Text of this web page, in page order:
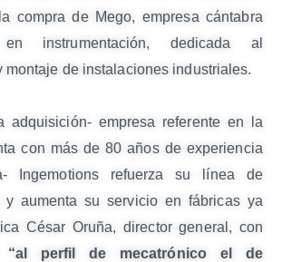
compra de Mego, empresa cántabra
en instrumentación, dedicada al
montaje de instalaciones industriales.
adquisición- empresa referente en la
con más de 80 años de experiencia
Ingemotions refuerza su línea de
y aumenta su servicio en fábricas ya
César Oruña, director general, con
“al perfil de mecatrónico el de